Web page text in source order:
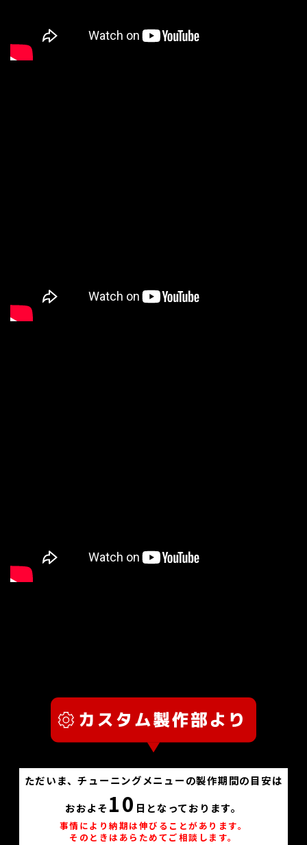
ただいま、チューニングメニューの製作期間の目安は
おおよそ 10 日となっております。
事情により納期は伸びることがあります。
そのときはあらためてご相談します。